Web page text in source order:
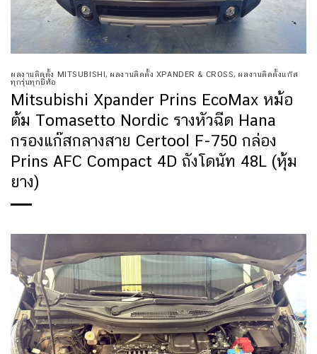
ผลงานติดตั้ง MITSUBISHI, ผลงานติดตั้ง XPANDER & CROSS, ผลงานติดตั้งแก๊ส
ทุกรุ่นทุกยี่ห้อ
Mitsubishi Xpander Prins EcoMax หม้อ
ต้ม Tomasetto Nordic รางหัวฉีด Hana
กรองแก๊สกลางสาย Certool F-750 กล่อง
Prins AFC Compact 4D ถังโดนัท 48L (หุ้ม
ยาง)